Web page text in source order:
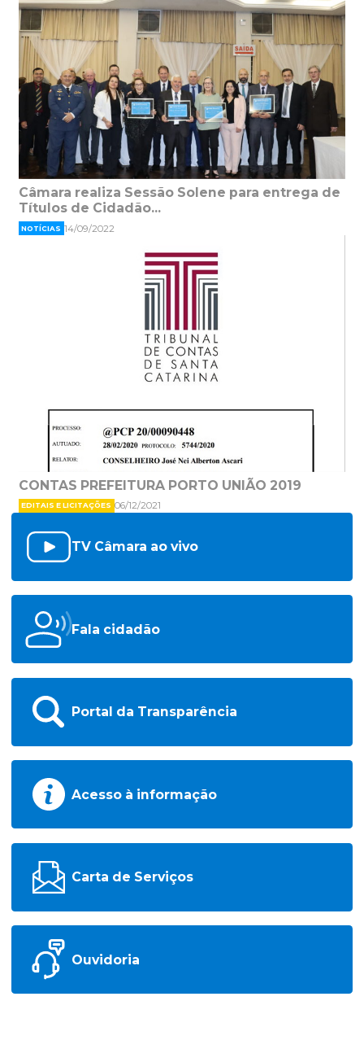
Câmara realiza Sessão Solene para entrega de
Títulos de Cidadão...
NOTÍCIAS 14/09/2022
CONTAS PREFEITURA PORTO UNIÃO 2019
EDITAIS E LICITAÇÕES 06/12/2021
TV Câmara ao vivo
Fala cidadão
Portal da Transparência
Acesso à informação
Carta de Serviços
Ouvidoria